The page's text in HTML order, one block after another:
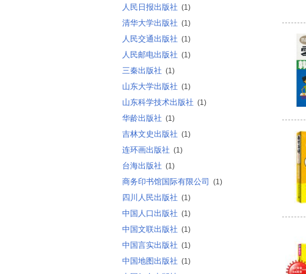
人民日报出版社 (1)
清华大学出版社 (1)
人民交通出版社 (1)
人民邮电出版社 (1)
三秦出版社 (1)
山东大学出版社 (1)
山东科学技术出版社 (1)
华龄出版社 (1)
吉林文史出版社 (1)
连环画出版社 (1)
台海出版社 (1)
商务印书馆国际有限公司 (1)
四川人民出版社 (1)
中国人口出版社 (1)
中国文联出版社 (1)
中国言实出版社 (1)
中国地图出版社 (1)